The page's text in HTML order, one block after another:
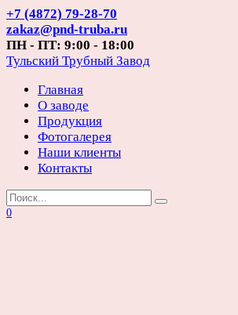
Перейти
к
содержанию
+7 (4872) 79-28-70
zakaz@pnd-truba.ru
ПН - ПТ: 9:00 - 18:00
Тульский Трубный Завод
Главная
О заводе
Продукция
Фотогалерея
Наши клиенты
Контакты
Search
for:
0